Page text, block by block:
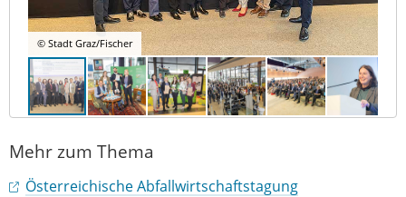
© Stadt Graz/Fischer
Mehr zum Thema
Österreichische Abfallwirtschaftstagung